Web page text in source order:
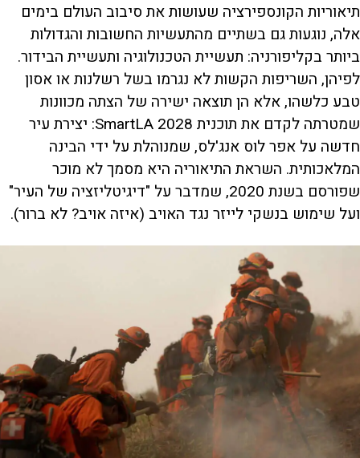
תיאוריות הקונספירציה שעושות את סיבוב העולם בימים
אלה, נוגעות גם בשתיים מהתעשיות החשובות והגדולות
ביותר בקליפורניה: תעשיית הטכנולוגיה ותעשיית הבידור.
לפיהן, השריפות הקשות לא נגרמו בשל רשלנות או אסון
טבע כלשהו, אלא הן תוצאה ישירה של הצתה מכוונות
שמטרתה לקדם את תוכנית SmartLA 2028: יצירת עיר
חדשה על אפר לוס אנג'לס, שמנוהלת על ידי הבינה
המלאכותית. השראת התיאוריה היא מסמך לא מוכר
שפורסם בשנת 2020, שמדבר על "דיגיטליזציה של העיר"
ועל שימוש בנשקי לייזר נגד האויב (איזה אויב? לא ברור).